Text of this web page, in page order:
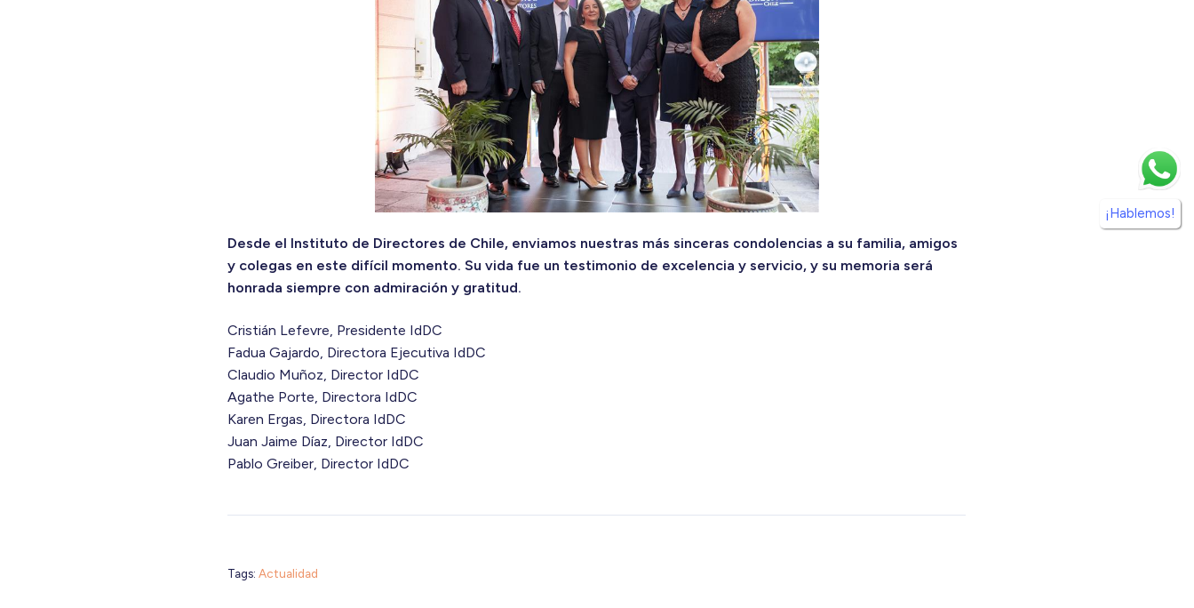
Desde el Instituto de Directores de Chile, enviamos nuestras más sinceras condolencias a su familia, amigos
y colegas en este difícil momento. Su vida fue un testimonio de excelencia y servicio, y su memoria será
honrada siempre con admiración y gratitud.
Cristián Lefevre, Presidente IdDC
Fadua Gajardo, Directora Ejecutiva IdDC
Claudio Muñoz, Director IdDC
Agathe Porte, Directora IdDC
Karen Ergas, Directora IdDC
Juan Jaime Díaz, Director IdDC
Pablo Greiber, Director IdDC
Tags:Actualidad
¡Hablemos!